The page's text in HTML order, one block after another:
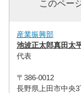
このペー
産業振興部
池波正太郎真田太
代表
〒386-0012
長野県上田市中央